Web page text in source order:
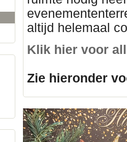
altijd helemaal
Klik hier voor
Zie hieronder